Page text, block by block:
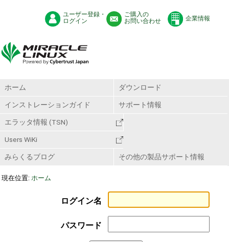
ユーザー登録・
ログイン
ご購入の
お問い合わせ
企業情報
ホーム ダウンロード
インストレーションガイド サポート情報
エラッタ情報 (TSN)
Users WiKi
みらくるブログ その他の製品サポート情報
現在位置: ホーム
ログイン名
パスワード